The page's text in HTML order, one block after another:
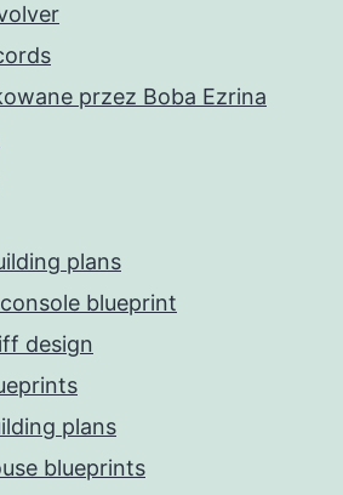
przez Boba Ezrina
plans
blueprint
design
plans
blueprints